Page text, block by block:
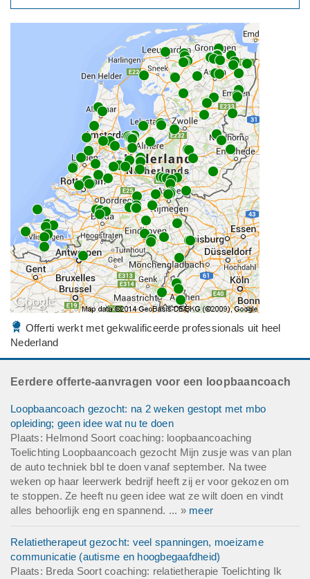
Offerti werkt met gekwalificeerde professionals uit heel
Nederland
Eerdere offerte-aanvragen voor een loopbaancoach
Loopbaancoach gezocht: na 2 weken gestopt met mbo
opleiding; geen idee wat nu te doen
Plaats: Helmond Soort coaching: loopbaancoaching
Toelichting Loopbaancoach gezocht Mijn zusje was van plan
de auto techniek bbl te doen vanaf september. Na twee
weken op haar leerwerk bedrijf heeft zij er voor gekozen om
te stoppen. Ze heeft nu geen idee wat ze wilt doen en vindt
alles behoorlijk eng en spannend. ... » meer
Relatietherapeut gezocht: veel spanningen, moeizame
communicatie (autisme en hoogbegaafdheid)
Plaats: Breda Soort coaching: relatietherapie Toelichting Ik